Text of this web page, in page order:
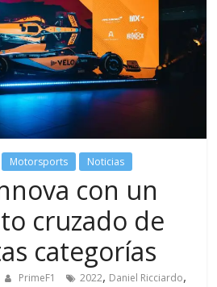
Motorsports Noticias
con un
cruzado de
categorías
PrimeF1 2022, Daniel Ricciardo,